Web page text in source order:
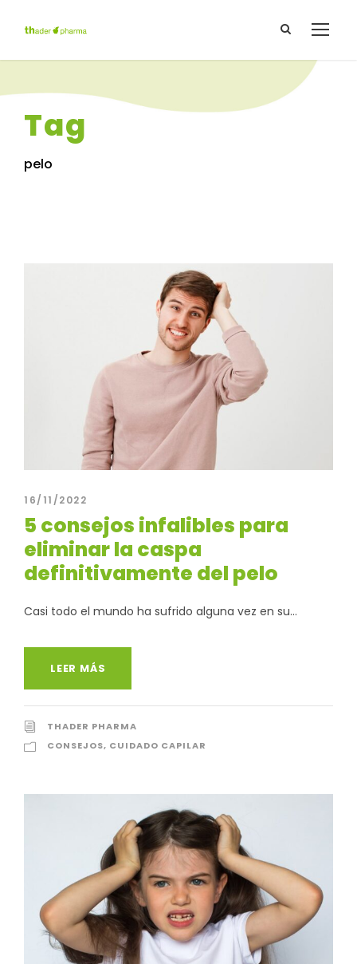
Tag
pelo
16/11/2022
5 consejos infalibles para
eliminar la caspa
definitivamente del pelo
Casi todo el mundo ha sufrido alguna vez en su...
LEER MÁS
THADER PHARMA
CONSEJOS, CUIDADO CAPILAR